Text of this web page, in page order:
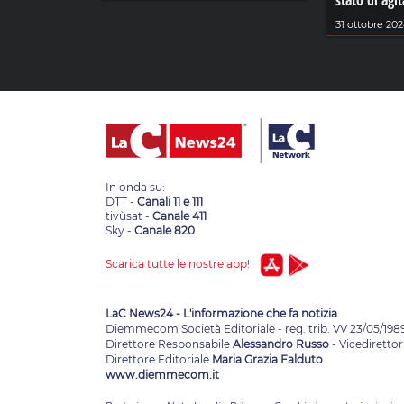
31 ottobre
In onda su:
DTT - Canali 11 e 111
tivùsat - Canale 411
Sky - Canale 820
Scarica tutte le nostre app!
LaC News24 - L'informazione che fa notizia
Diemmecom Società Editoriale - reg. trib. VV 23/05/
Direttore Responsabile Alessandro Russo -
Direttore Editoriale Maria Grazia Falduto
www.diemmecom.it